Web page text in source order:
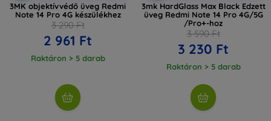
3MK objektívvédő üveg Redmi
Note 14 Pro 4G készülékhez
3 290 Ft
2 961 Ft
Raktáron > 5 darab
3mk HardGlass Max Black Edzett
üveg Redmi Note 14 Pro 4G/5G
/Pro+-hoz
3 590 Ft
3 230 Ft
Raktáron > 5 darab